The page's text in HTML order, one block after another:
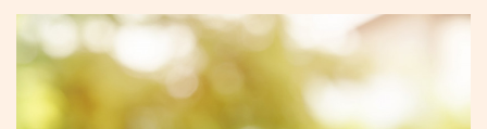
de
Choque
por
Empleo